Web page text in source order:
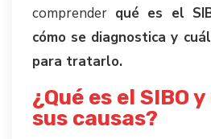
comprender qué es el
cómo se diagnostica y
para tratarlo.
¿Qué es el SIBO
sus causas?